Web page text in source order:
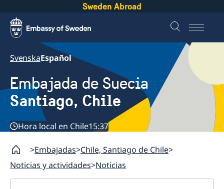
Sweden Abroad
SvenskaEspañol
Embajada de Suecia
Santiago, Chile
Hora local en Chile15:37
Embajadas Chile, Santiago de Chile
Noticias y actividades Noticias